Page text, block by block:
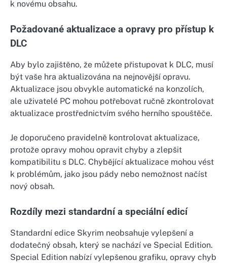
k novému obsahu.
Požadované aktualizace a opravy pro přístup k
DLC
Aby bylo zajištěno, že můžete přistupovat k DLC, musí
být vaše hra aktualizována na nejnovější opravu.
Aktualizace jsou obvykle automatické na konzolích,
ale uživatelé PC mohou potřebovat ručně zkontrolovat
aktualizace prostřednictvím svého herního spouštěče.
Je doporučeno pravidelně kontrolovat aktualizace,
protože opravy mohou opravit chyby a zlepšit
kompatibilitu s DLC. Chybějící aktualizace mohou vést
k problémům, jako jsou pády nebo nemožnost načíst
nový obsah.
Rozdíly mezi standardní a speciální edicí
Standardní edice Skyrim neobsahuje vylepšení a
dodatečný obsah, který se nachází ve Special Edition.
Special Edition nabízí vylepšenou grafiku, opravy chyb